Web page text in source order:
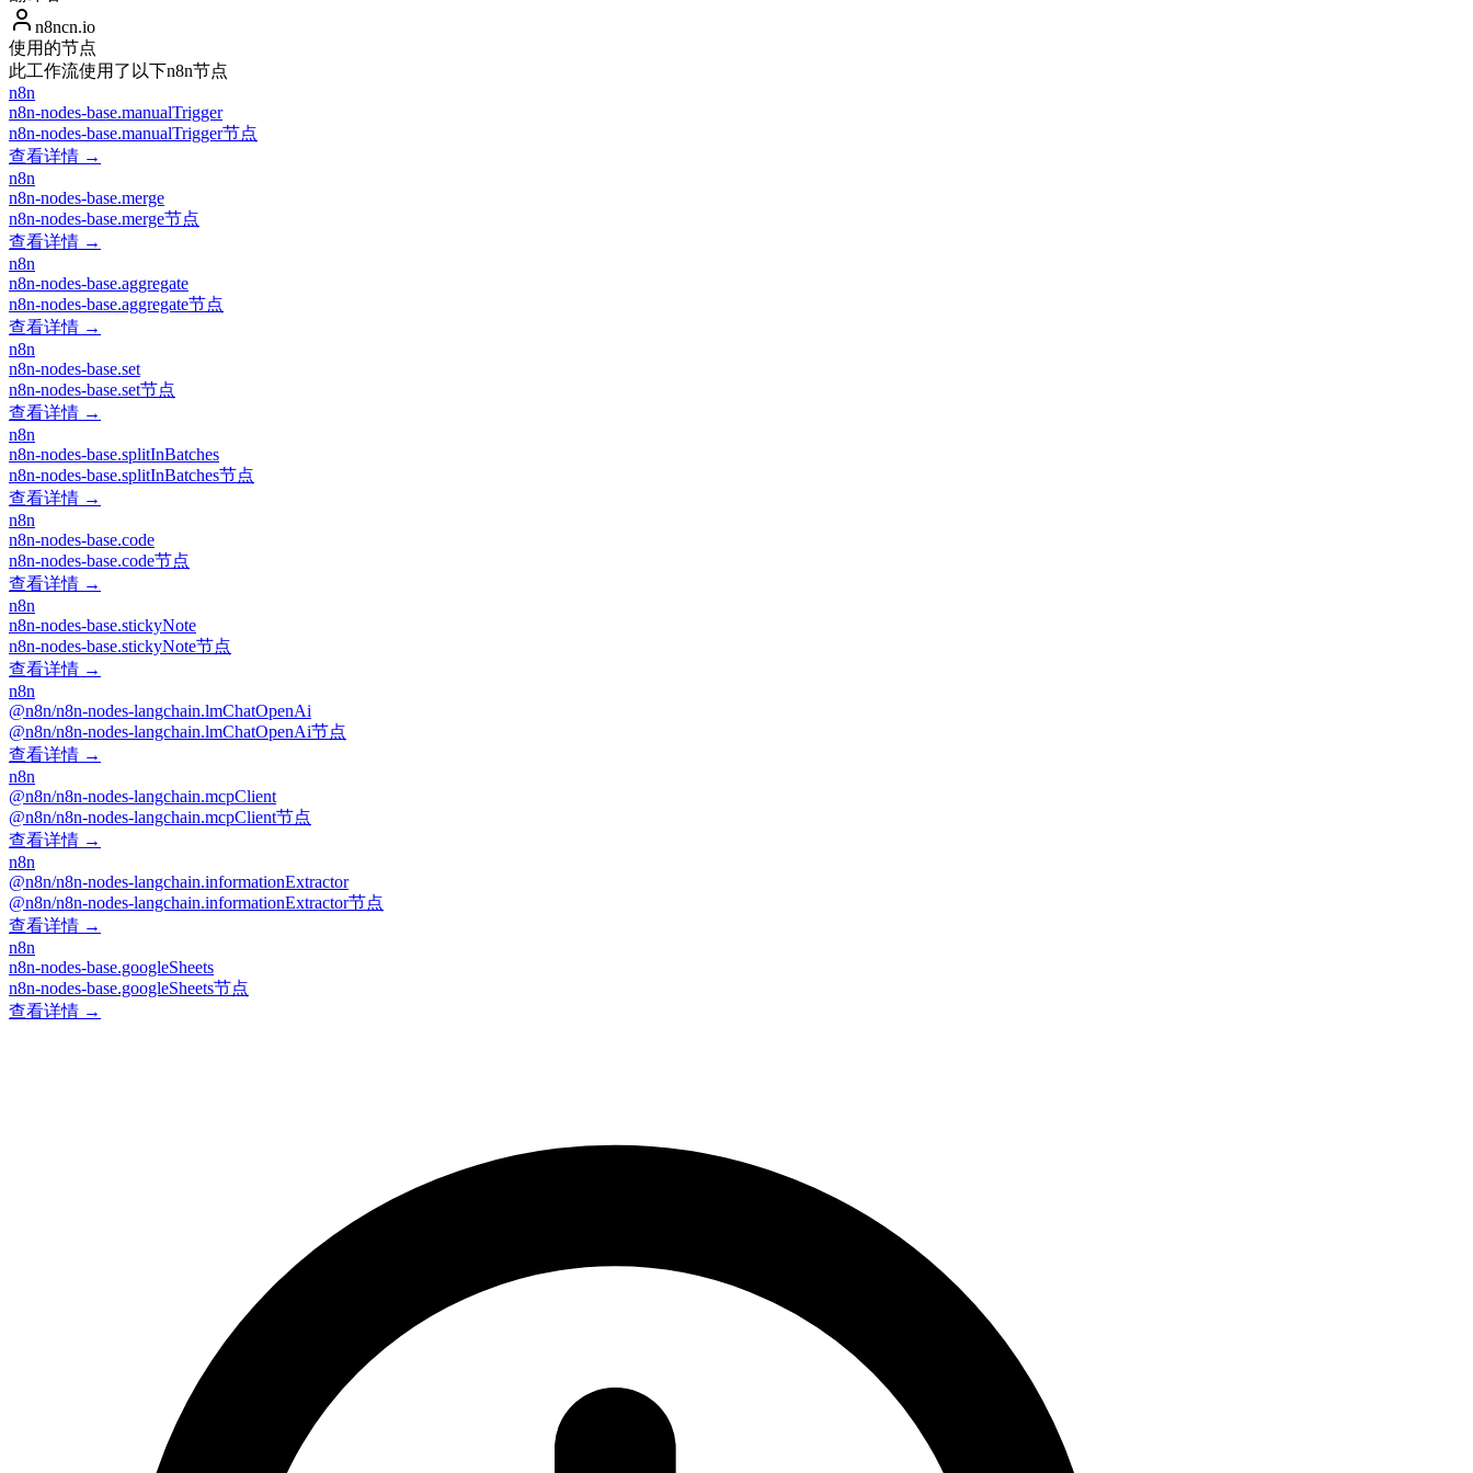
n8ncn.io
使用的节点
此工作流使用了以下n8n节点
n8n
n8n-nodes-base.manualTrigger
n8n-nodes-base.manualTrigger节点
查看详情 →
n8n
n8n-nodes-base.merge
n8n-nodes-base.merge节点
查看详情 →
n8n
n8n-nodes-base.aggregate
n8n-nodes-base.aggregate节点
查看详情 →
n8n
n8n-nodes-base.set
n8n-nodes-base.set节点
查看详情 →
n8n
n8n-nodes-base.splitInBatches
n8n-nodes-base.splitInBatches节点
查看详情 →
n8n
n8n-nodes-base.code
n8n-nodes-base.code节点
查看详情 →
n8n
n8n-nodes-base.stickyNote
n8n-nodes-base.stickyNote节点
查看详情 →
n8n
@n8n/n8n-nodes-langchain.lmChatOpenAi
@n8n/n8n-nodes-langchain.lmChatOpenAi节点
查看详情 →
n8n
@n8n/n8n-nodes-langchain.mcpClient
@n8n/n8n-nodes-langchain.mcpClient节点
查看详情 →
n8n
@n8n/n8n-nodes-langchain.informationExtractor
@n8n/n8n-nodes-langchain.informationExtractor节点
查看详情 →
n8n
n8n-nodes-base.googleSheets
n8n-nodes-base.googleSheets节点
查看详情 →